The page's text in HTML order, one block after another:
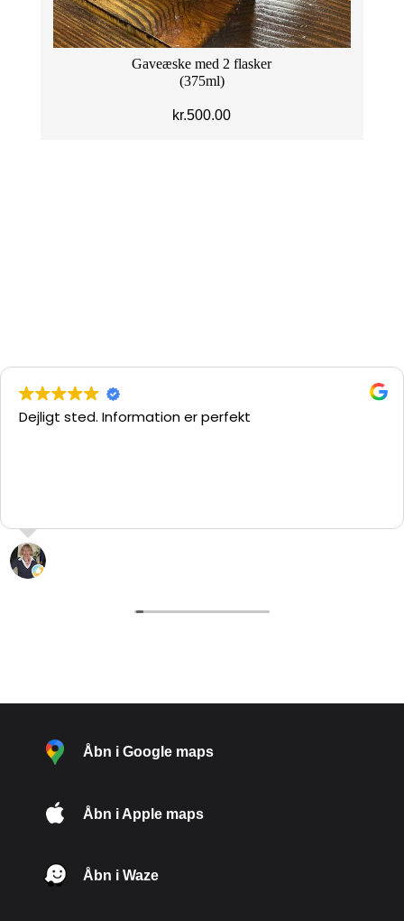
Gaveæske med 2 flasker
(375ml)
kr.500.00
Dejligt sted. Information er perfekt
Åbn i Google maps
Åbn i Apple maps
Åbn i Waze